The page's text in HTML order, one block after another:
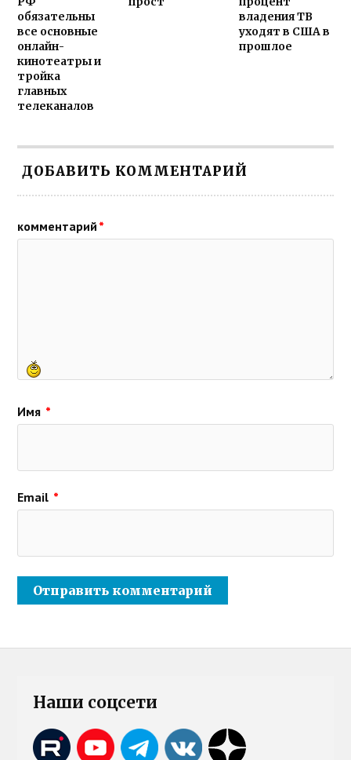
обязательны
все основные
онлайн-
кинотеатры и
тройка
главных
телеканалов
владения ТВ
уходят в США в
прошлое
ДОБАВИТЬ КОММЕНТАРИЙ
комментарий *
Имя *
Email *
Наши соцсети